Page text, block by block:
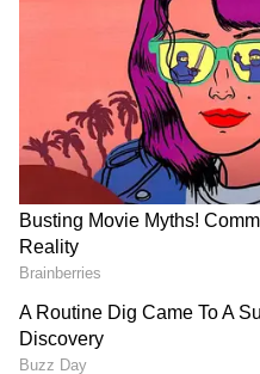
ಜಿಲ್ಲಾದ್ಯಂತ ಸೋಮವಾರ
ಬಳಿಕ ಇಳಿಕೆಯಾಗಿದ್ದು,
ಪ್ರಮಾಣದ
ಕಿತ್ತುಹೋಗಿವೆ. ಕೆಲವೆಡೆ
DOWNLOAD APP